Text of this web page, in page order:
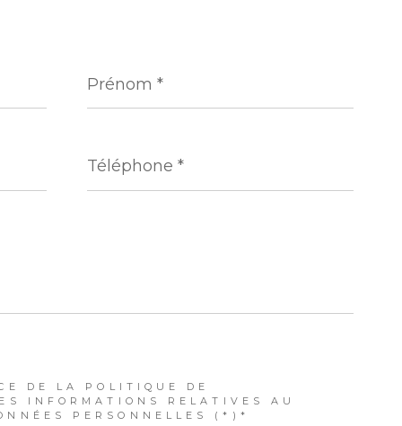
*
*
DE LA POLITIQUE DE
INFORMATIONS RELATIVES AU
PERSONNELLES (*)*